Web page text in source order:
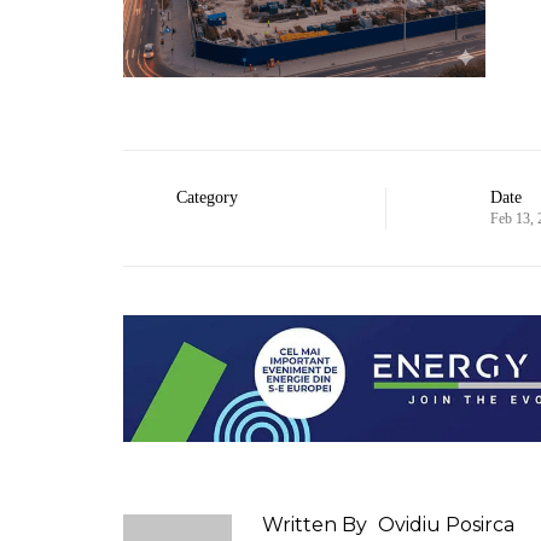
Category Date
Feb 13,
Written By Ovidiu Posirca